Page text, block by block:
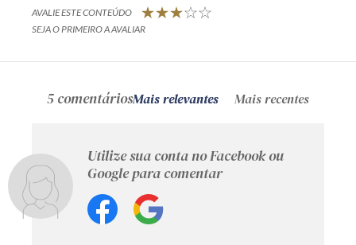
AVALIE ESTE CONTEÚDO
SEJA O PRIMEIRO A AVALIAR
5 comentáriosMais relevantes Mais recentes
Utilize sua conta no Facebook ou
Google para comentar